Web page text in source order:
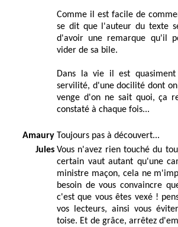
Comme il est facile de
se dit que l'auteur du texte
d'avoir une remarque qu'il
vider de sa bile.
Dans la vie il est
servilité, d'une docilité dont
venge d'on ne sait quoi, ça
constaté à chaque fois...
Amaury Toujours pas à découvert...
Jules Vous n'avez rien touché du
certain vaut autant qu'une
ministre maçon, cela ne
besoin de vous convaincre
c'est que vous êtes vexé !
vos lecteurs, ainsi vous
toise. Et de grâce, arrêtez